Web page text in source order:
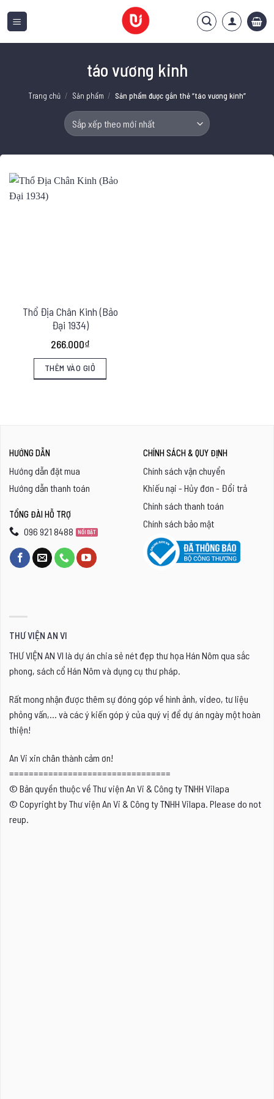
qua
táo vương kinh
Trang chủ / Sản phẩm / Sản phẩm được gắn thẻ “táo vương kinh”
Thổ Địa Chân Kinh (Bảo
Đại 1934)
266.000₫
THÊM VÀO GIỎ
HƯỚNG DẪN
Hướng dẫn đặt mua
Hướng dẫn thanh toán
TỔNG ĐÀI HỖ TRỢ
096 921 8488
CHÍNH SÁCH & QUY ĐỊNH
Chính sách vận chuyển
Khiếu nại - Hủy đơn - Đổi trả
Chính sách thanh toán
Chính sách bảo mật
THƯ VIỆN AN VI
THƯ VIỆN AN VI là dự án chia sẻ nét đẹp thư họa Hán Nôm qua sắc
phong, sách cổ Hán Nôm và dụng cụ thư pháp.
Rất mong nhận được thêm sự đóng góp về hình ảnh, video, tư liệu
phỏng vấn,... và các ý kiến góp ý của quý vị để dự án ngày một hoàn
thiện!
An Vi xin chân thành cảm ơn!
=================================
© Bản quyền thuộc về Thư viện An Vi & Công ty TNHH Vilapa
© Copyright by Thư viện An Vi & Công ty TNHH Vilapa. Please do not
reup.